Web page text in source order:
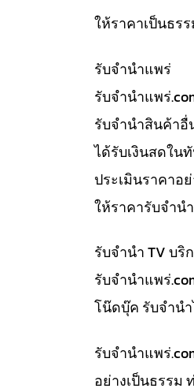
ให้ราคาเป็นธร
รับจํานำแพร่
รับจํานําแพร่
รับจำนำสินค้าอื่
ได้รับเงินสดใน
ประเมินราคาอ
ให้ราคารับจำน
รับจำนำ TV บ
รับจํานําแพร่
โน๊ดบุ๊ค รับจำน
รับจํานําแพร่
อย่างเป็นธรรม